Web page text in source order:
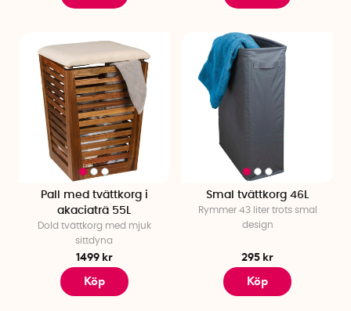
Pall med tvättkorg i
akaciaträ 55L
Dold tvättkorg med mjuk
sittdyna
1499 kr
Köp
Smal tvättkorg 46L
Rymmer 43 liter trots smal
design
295 kr
Köp